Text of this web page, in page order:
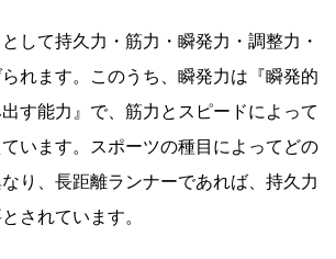
して持久力・筋力・瞬発力・調整力・
れます。このうち、瞬発力は『瞬発的
す能力』で、筋力とスピードによって
います。スポーツの種目によってどの
り、長距離ランナーであれば、持久力
されています。